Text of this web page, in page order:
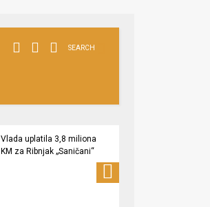
SEARCH
Vlada uplatila 3,8 miliona
KM za Ribnjak „Saničani“